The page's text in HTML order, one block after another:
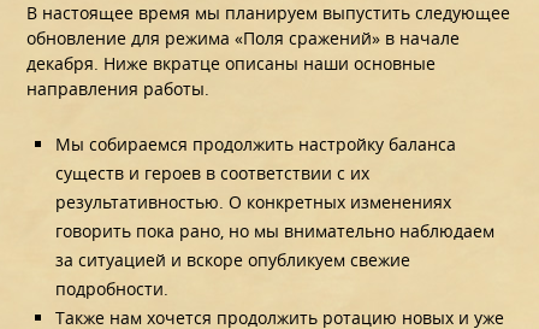
В настоящее время мы планируем выпустить следующее
обновление для режима «Поля сражений» в начале
декабря. Ниже вкратце описаны наши основные
направления работы.
Мы собираемся продолжить настройку баланса
существ и героев в соответствии с их
результативностью. О конкретных изменениях
говорить пока рано, но мы внимательно наблюдаем
за ситуацией и вскоре опубликуем свежие
подробности.
Также нам хочется продолжить ротацию новых и уже